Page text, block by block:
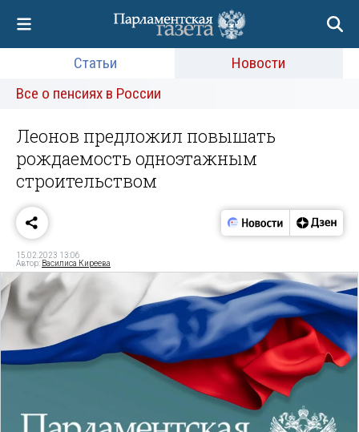
Статьи
Новости
Все о пенсиях в России
Леонов предложил повышать
рождаемость одноэтажным
строительством
15.02.2023 13:06
Автор: Василиса Киреева